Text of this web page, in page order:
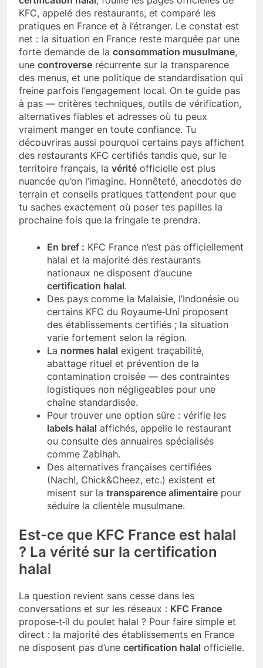
KFC, appelé des restaurants, et comparé les
pratiques en France et à l’étranger. Le constat est
net : la situation en France reste marquée par une
forte demande de la consommation musulmane,
une controverse récurrente sur la transparence
des menus, et une politique de standardisation qui
freine parfois l’engagement local. On te guide pas
à pas — critères techniques, outils de vérification,
alternatives fiables et adresses où tu peux
vraiment manger en toute confiance. Tu
découvriras aussi pourquoi certains pays affichent
des restaurants KFC certifiés tandis que, sur le
territoire français, la vérité officielle est plus
nuancée qu’on l’imagine. Honnêteté, anecdotes de
terrain et conseils pratiques t’attendent pour que
tu saches exactement où poser tes papilles la
prochaine fois que la fringale te prendra.
En bref : KFC France n’est pas officiellement
halal et la majorité des restaurants
nationaux ne disposent d’aucune
certification halal.
Des pays comme la Malaisie, l’Indonésie ou
certains KFC du Royaume‑Uni proposent
des établissements certifiés ; la situation
varie fortement selon la région.
La normes halal exigent traçabilité,
abattage rituel et prévention de la
contamination croisée — des contraintes
logistiques non négligeables pour une
chaîne standardisée.
Pour trouver une option sûre : vérifie les
labels halal affichés, appelle le restaurant
ou consulte des annuaires spécialisés
comme Zabihah.
Des alternatives françaises certifiées
(Nach!, Chick&Cheez, etc.) existent et
misent sur la transparence alimentaire pour
séduire la clientèle musulmane.
Est-ce que KFC France est halal
? La vérité sur la certification
halal
La question revient sans cesse dans les
conversations et sur les réseaux : KFC France
propose‑t‑il du poulet halal ? Pour faire simple et
direct : la majorité des établissements en France
ne disposent pas d’une certification halal officielle.